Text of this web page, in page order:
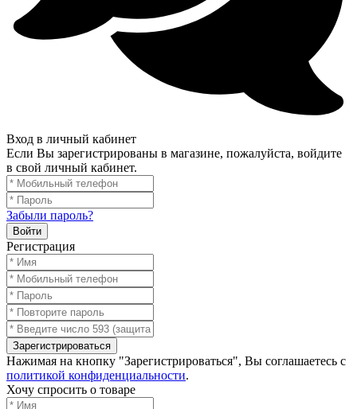
Вход в личный кабинет
Если Вы зарегистрированы в магазине, пожалуйста, войдите
в свой личный кабинет.
Забыли пароль?
Войти
Регистрация
Зарегистрироваться
Нажимая на кнопку "Зарегистрироваться", Вы соглашаетесь с
политикой конфиденциальности.
Хочу спросить о товаре